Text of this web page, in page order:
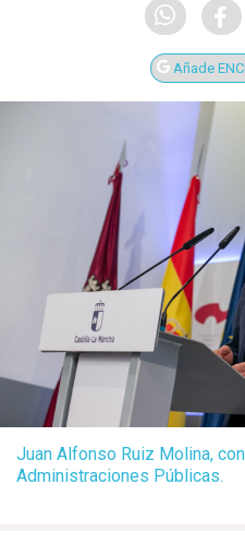
Añade
Juan Alfonso Ruiz Molina,
Administraciones Públicas.